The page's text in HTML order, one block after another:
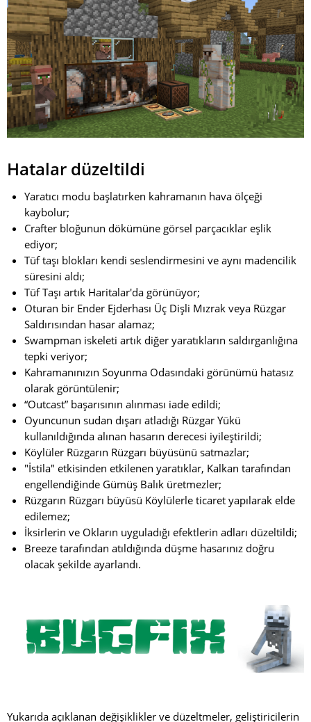
Hatalar düzeltildi
Yaratıcı modu başlatırken kahramanın hava ölçeği
kaybolur;
Crafter bloğunun dökümüne görsel parçacıklar eşlik
ediyor;
Tüf taşı blokları kendi seslendirmesini ve aynı madencilik
süresini aldı;
Tüf Taşı artık Haritalar'da görünüyor;
Oturan bir Ender Ejderhası Üç Dişli Mızrak veya Rüzgar
Saldırısından hasar alamaz;
Swampman iskeleti artık diğer yaratıkların saldırganlığına
tepki veriyor;
Kahramanınızın Soyunma Odasındaki görünümü hatasız
olarak görüntülenir;
“Outcast” başarısının alınması iade edildi;
Oyuncunun sudan dışarı atladığı Rüzgar Yükü
kullanıldığında alınan hasarın derecesi iyileştirildi;
Köylüler Rüzgarın Rüzgarı büyüsünü satmazlar;
"İstila" etkisinden etkilenen yaratıklar, Kalkan tarafından
engellendiğinde Gümüş Balık üretmezler;
Rüzgarın Rüzgarı büyüsü Köylülerle ticaret yapılarak elde
edilemez;
İksirlerin ve Okların uyguladığı efektlerin adları düzeltildi;
Breeze tarafından atıldığında düşme hasarınız doğru
olacak şekilde ayarlandı.
Yukarıda açıklanan değişiklikler ve düzeltmeler, geliştiricilerin